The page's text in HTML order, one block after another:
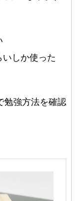
しか使った
勉強方法を確認